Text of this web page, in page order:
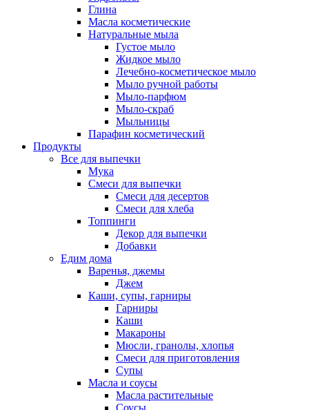
Глина
Масла косметические
Натуральные мыла
Густое мыло
Жидкое мыло
Лечебно-косметическое мыло
Мыло ручной работы
Мыло-парфюм
Мыло-скраб
Мыльницы
Парафин косметический
Продукты
Все для выпечки
Мука
Смеси для выпечки
Смеси для десертов
Смеси для хлеба
Топпинги
Декор для выпечки
Добавки
Едим дома
Варенья, джемы
Джем
Каши, супы, гарниры
Гарниры
Каши
Макароны
Мюсли, гранолы, хлопья
Смеси для приготовления
Супы
Масла и соусы
Масла растительные
Соусы